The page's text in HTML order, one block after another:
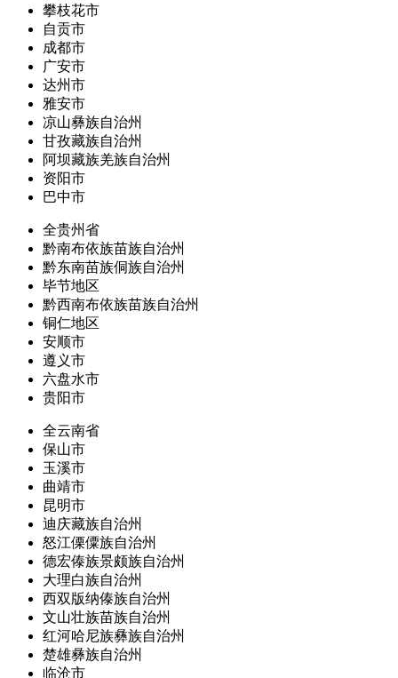
攀枝花市
自贡市
成都市
广安市
达州市
雅安市
凉山彝族自治州
甘孜藏族自治州
阿坝藏族羌族自治州
资阳市
巴中市
全贵州省
黔南布依族苗族自治州
黔东南苗族侗族自治州
毕节地区
黔西南布依族苗族自治州
铜仁地区
安顺市
遵义市
六盘水市
贵阳市
全云南省
保山市
玉溪市
曲靖市
昆明市
迪庆藏族自治州
怒江傈僳族自治州
德宏傣族景颇族自治州
大理白族自治州
西双版纳傣族自治州
文山壮族苗族自治州
红河哈尼族彝族自治州
楚雄彝族自治州
临沧市